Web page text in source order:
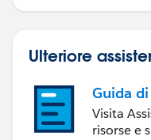
Ulteriore
Guida
Visita
risorse e